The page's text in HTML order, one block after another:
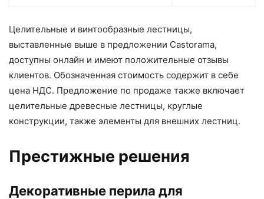
Целительные и винтообразные лестницы,
выставленные выше в предложении Castorama,
доступны онлайн и имеют положительные отзывы
клиентов. Обозначенная стоимость содержит в себе
цена НДС. Предложение по продаже также включает
целительные древесные лестницы, круглые
конструкции, также элементы для внешних лестниц.
Престижные решения
Декоративные перила для